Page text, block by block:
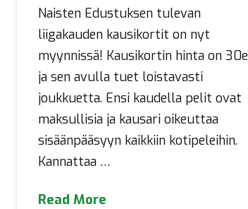
Naisten Edustuksen tulevan
liigakauden kausikortit on nyt
myynnissä! Kausikortin hinta on 30e
ja sen avulla tuet loistavasti
joukkuetta. Ensi kaudella pelit ovat
maksullisia ja kausari oikeuttaa
sisäänpääsyyn kaikkiin kotipeleihin.
Kannattaa …
Read More